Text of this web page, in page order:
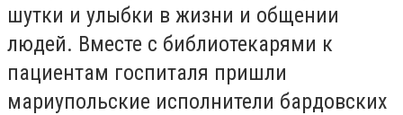
шутки и улыбки в жизни и общении
людей. Вместе с библиотекарями к
пациентам госпиталя пришли
мариупольские исполнители бардовских